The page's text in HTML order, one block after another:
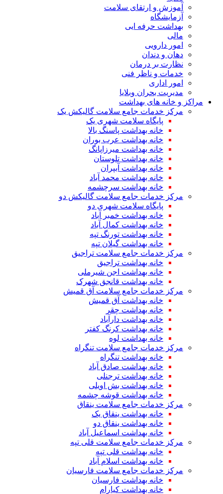
آموزش و ارتقای سلامت
آزمایشگاه
بهداشت حرفه ایی
مالی
امور دارویی
دهان و دندان
نظارت بر درمان
خدمات و ناظر فنی
امور اداری
مدیریت بحران وبلایا
مراکز و خانه های بهداشت
مرکز خدمات جامع سلامت گالیکش یک
پایگاه سلامت شهری یک
خانه بهداشت پاسنگ بالا
خانه بهداشت عرب بوران
خانه بهداشت میرزاپانگ
خانه بهداشت تلوستان
خانه بهداشت آبپران
خانه بهداشت محمد آباد
خانه بهداشت سرچشمه
مرکز خدمات جامع سلامت گالیکش دو
پایگاه سلامت شهری دو
خانه بهداشت خمبر آباد
خانه بهداشت کمال آباد
خانه بهداشت تورنگ تپه
خانه بهداشت گیلان تپه
مرکز خدمات جامع سلامت تراجیق
خانه بهداشت تراجیق
خانه بهداشت اجن شیرملی
خانه بهداشت قانجق شهرک
مرکز خدمات جامع سلامت آق قمیش
خانه بهداشت آق قمیش
خانه بهداشت چقر
خانه بهداشت دارآباد
خانه بهداشت کرنگ کفتر
خانه بهداشت لوه
مرکز خدمات جامع سلامت تنگراه
خانه بهداشت تنگراه
خانه بهداشت صادق آباد
خانه بهداشت ترجنلی
خانه بهداشت بش اویلی
خانه بهداشت قوشه چشمه
مرکز خدمات جامع سلامت ینقاق
خانه بهداشت ینقاق یک
خانه بهداشت ینقاق دو
خانه بهداشت اسماعیل آباد
مرکز خدمات جامع سلامت قلی تپه
خانه بهداشت قلی تپه
خانه بهداشت اسلام آباد
مرکز خدمات جامع سلامت فارسیان
خانه بهداشت فارسیان
خانه بهداشت کیارام